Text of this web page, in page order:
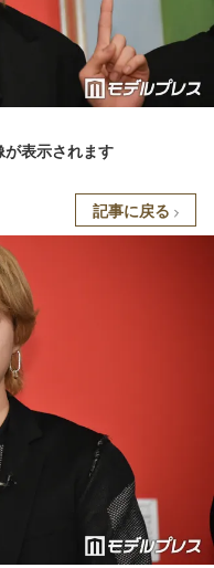
表示されます
記事に戻る